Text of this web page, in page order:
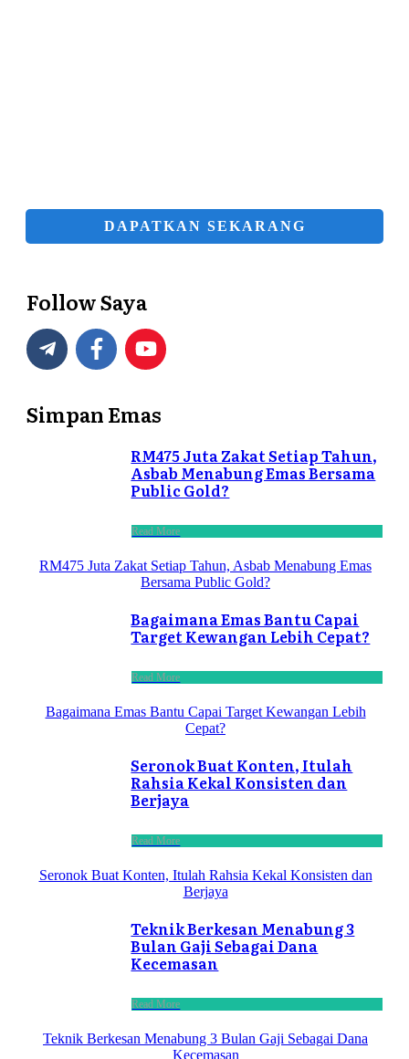
DAPATKAN SEKARANG
Follow Saya
Simpan Emas
RM475 Juta Zakat Setiap Tahun,
Asbab Menabung Emas Bersama
Public Gold?
Read More
RM475 Juta Zakat Setiap Tahun, Asbab Menabung Emas
Bersama Public Gold?
Bagaimana Emas Bantu Capai
Target Kewangan Lebih Cepat?
Read More
Bagaimana Emas Bantu Capai Target Kewangan Lebih
Cepat?
Seronok Buat Konten, Itulah
Rahsia Kekal Konsisten dan
Berjaya
Read More
Seronok Buat Konten, Itulah Rahsia Kekal Konsisten dan
Berjaya
Teknik Berkesan Menabung 3
Bulan Gaji Sebagai Dana
Kecemasan
Read More
Teknik Berkesan Menabung 3 Bulan Gaji Sebagai Dana
Kecemasan